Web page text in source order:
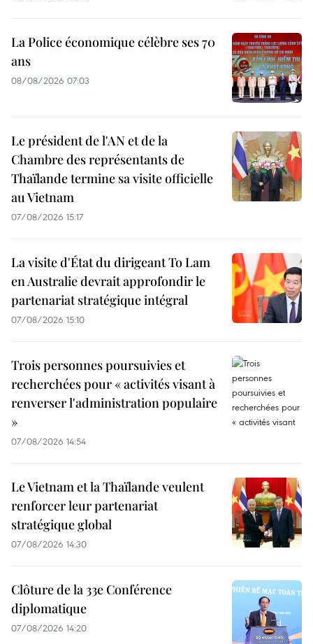
La Police économique célèbre ses 70
ans
08/08/2026 07:03
Le président de l'AN et de la
Chambre des représentants de
Thaïlande termine sa visite officielle
au Vietnam
07/08/2026 15:17
La visite d'État du dirigeant To Lam
en Australie devrait approfondir le
partenariat stratégique intégral
07/08/2026 15:10
Trois personnes poursuivies et
recherchées pour « activités visant à
renverser l'administration populaire
»
07/08/2026 14:54
Le Vietnam et la Thaïlande veulent
renforcer leur partenariat
stratégique global
07/08/2026 14:30
Clôture de la 33e Conférence
diplomatique
07/08/2026 14:20